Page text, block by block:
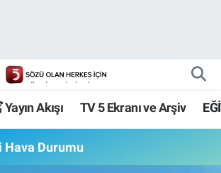
Yayın Akışı TV 5 Ekranı ve Arşiv
Hava Durumu
ve Arşiv